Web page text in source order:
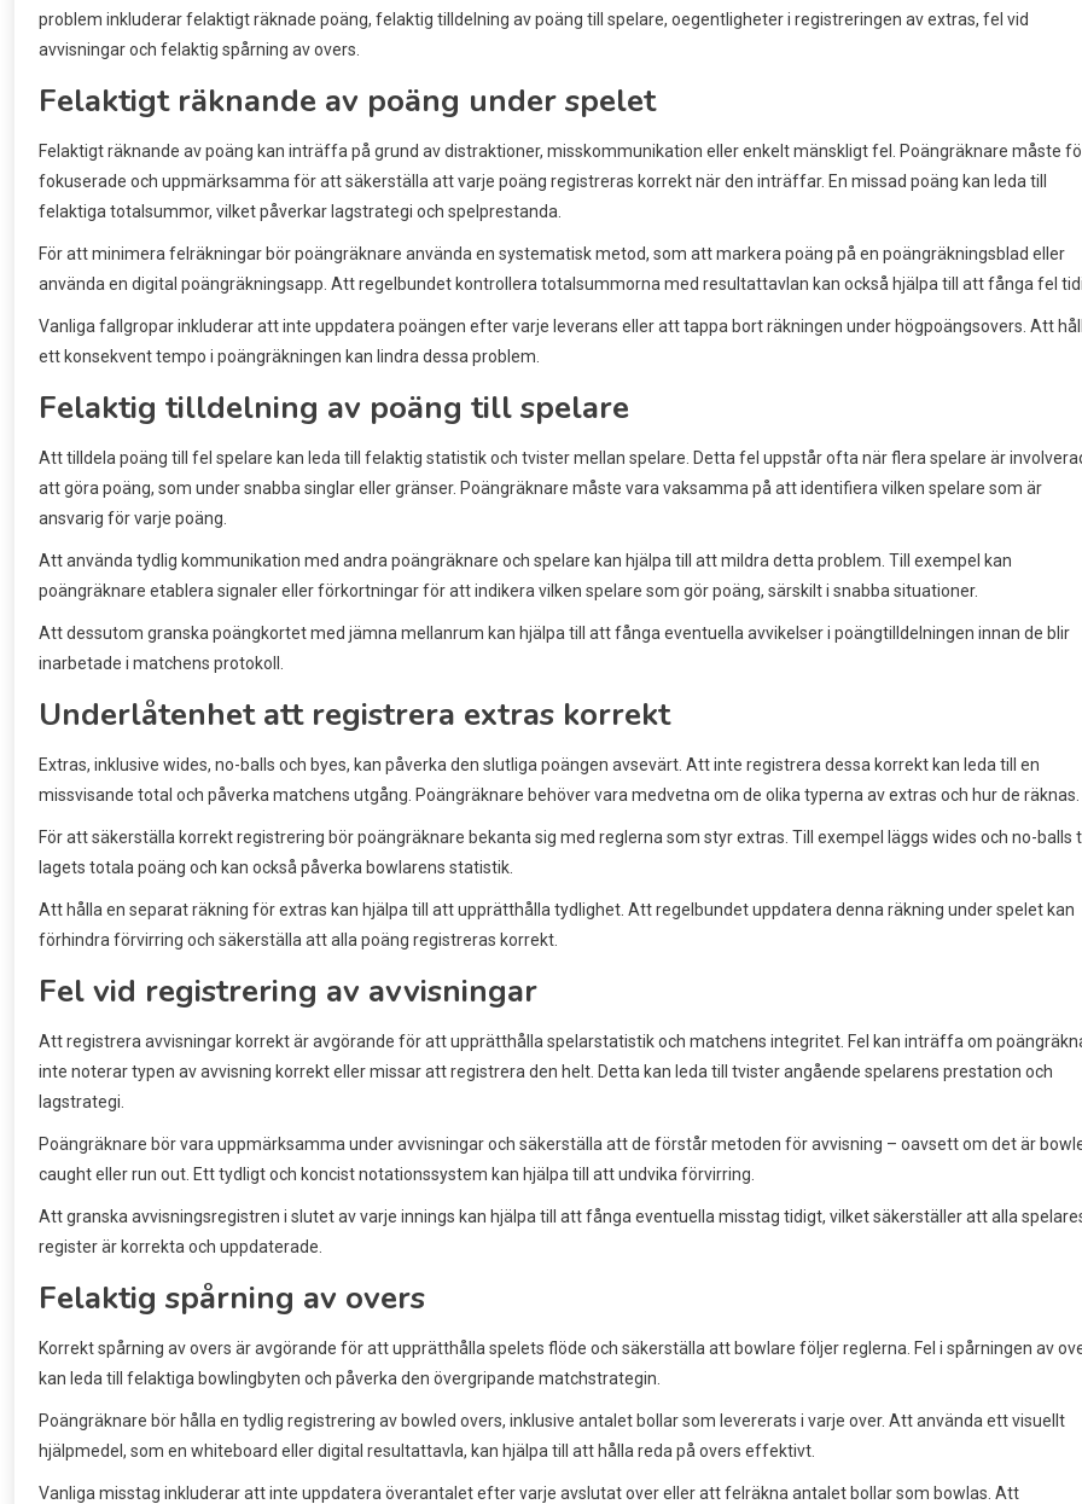
problem inkluderar felaktigt räknade poäng, felaktig tilldelning av poäng till spelare, oegentligheter i registreringen av extras, fel vid
avvisningar och felaktig spårning av overs.
Felaktigt räknande av poäng under spelet
Felaktigt räknande av poäng kan inträffa på grund av distraktioner, misskommunikation eller enkelt mänskligt fel. Poängräknare måste
fokuserade och uppmärksamma för att säkerställa att varje poäng registreras korrekt när den inträffar. En missad poäng kan leda till
felaktiga totalsummor, vilket påverkar lagstrategi och spelprestanda.
För att minimera felräkningar bör poängräknare använda en systematisk metod, som att markera poäng på en poängräkningsblad eller
använda en digital poängräkningsapp. Att regelbundet kontrollera totalsummorna med resultattavlan kan också hjälpa till att fånga fel
Vanliga fallgropar inkluderar att inte uppdatera poängen efter varje leverans eller att tappa bort räkningen under högpoängsovers. Att
ett konsekvent tempo i poängräkningen kan lindra dessa problem.
Felaktig tilldelning av poäng till spelare
Att tilldela poäng till fel spelare kan leda till felaktig statistik och tvister mellan spelare. Detta fel uppstår ofta när flera spelare är
att göra poäng, som under snabba singlar eller gränser. Poängräknare måste vara vaksamma på att identifiera vilken spelare som är
ansvarig för varje poäng.
Att använda tydlig kommunikation med andra poängräknare och spelare kan hjälpa till att mildra detta problem. Till exempel kan
poängräknare etablera signaler eller förkortningar för att indikera vilken spelare som gör poäng, särskilt i snabba situationer.
Att dessutom granska poängkortet med jämna mellanrum kan hjälpa till att fånga eventuella avvikelser i poängtilldelningen innan de blir
inarbetade i matchens protokoll.
Underlåtenhet att registrera extras korrekt
Extras, inklusive wides, no-balls och byes, kan påverka den slutliga poängen avsevärt. Att inte registrera dessa korrekt kan leda till en
missvisande total och påverka matchens utgång. Poängräknare behöver vara medvetna om de olika typerna av extras och hur de räknas.
För att säkerställa korrekt registrering bör poängräknare bekanta sig med reglerna som styr extras. Till exempel läggs wides och no-balls
lagets totala poäng och kan också påverka bowlarens statistik.
Att hålla en separat räkning för extras kan hjälpa till att upprätthålla tydlighet. Att regelbundet uppdatera denna räkning under spelet kan
förhindra förvirring och säkerställa att alla poäng registreras korrekt.
Fel vid registrering av avvisningar
Att registrera avvisningar korrekt är avgörande för att upprätthålla spelarstatistik och matchens integritet. Fel kan inträffa om
inte noterar typen av avvisning korrekt eller missar att registrera den helt. Detta kan leda till tvister angående spelarens prestation och
lagstrategi.
Poängräknare bör vara uppmärksamma under avvisningar och säkerställa att de förstår metoden för avvisning – oavsett om det är
caught eller run out. Ett tydligt och koncist notationssystem kan hjälpa till att undvika förvirring.
Att granska avvisningsregistren i slutet av varje innings kan hjälpa till att fånga eventuella misstag tidigt, vilket säkerställer att alla
register är korrekta och uppdaterade.
Felaktig spårning av overs
Korrekt spårning av overs är avgörande för att upprätthålla spelets flöde och säkerställa att bowlare följer reglerna. Fel i spårningen av
kan leda till felaktiga bowlingbyten och påverka den övergripande matchstrategin.
Poängräknare bör hålla en tydlig registrering av bowled overs, inklusive antalet bollar som levererats i varje over. Att använda ett visuellt
hjälpmedel, som en whiteboard eller digital resultattavla, kan hjälpa till att hålla reda på overs effektivt.
Vanliga misstag inkluderar att inte uppdatera överantalet efter varje avslutat over eller att felräkna antalet bollar som bowlas. Att